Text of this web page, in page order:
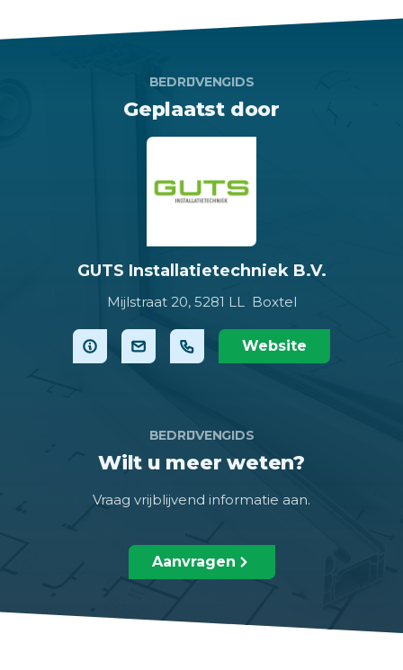
BEDRIJVENGIDS
Geplaatst door
GUTS Installatietechniek B.V.
Mijlstraat 20, 5281 LL Boxtel
Website
BEDRIJVENGIDS
Wilt u meer weten?
Vraag vrijblijvend informatie aan.
Aanvragen